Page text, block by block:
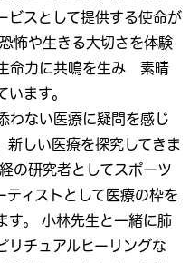
ビスとして提供する使命が
怖や生きる大切さを体験
命力に共鳴を生み 素晴
ます。
わない医療に疑問を感じ
新しい医療を探究してきま
の研究者としてスポーツ
ティストとして医療の枠を
す。 小林先生と一緒に肺
リチュアルヒーリングな